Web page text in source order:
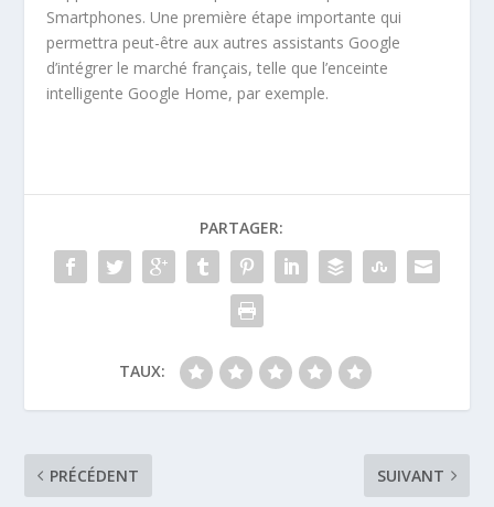
Smartphones. Une première étape importante qui
permettra peut-être aux autres assistants Google
d’intégrer le marché français, telle que l’enceinte
intelligente Google Home, par exemple.
PARTAGER:
TAUX:
PRÉCÉDENT SUIVANT